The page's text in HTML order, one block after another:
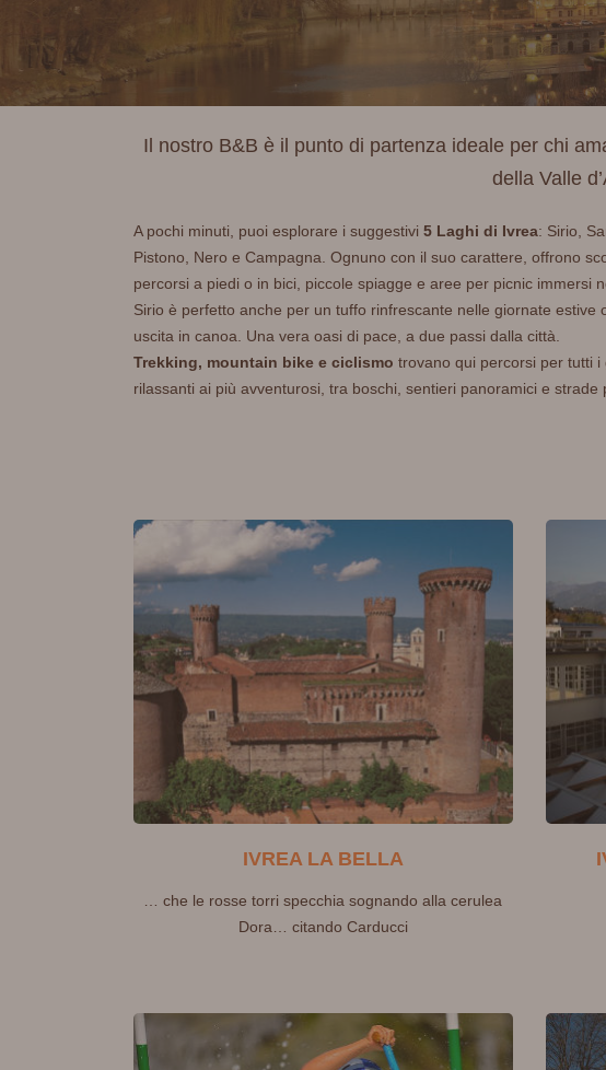
Il nostro B&B è il punto di partenza ideale per chi
della Valle
A pochi minuti, puoi esplorare i suggestivi 5 Laghi di Ivrea: Sirio,
Pistono, Nero e Campagna. Ognuno con il suo carattere, offrono
percorsi a piedi o in bici, piccole spiagge e aree per picnic immersi
Sirio è perfetto anche per un tuffo rinfrescante nelle giornate estive
uscita in canoa. Una vera oasi di pace, a due passi dalla città.
Trekking, mountain bike e ciclismo trovano qui percorsi per tutti i
rilassanti ai più avventurosi, tra boschi, sentieri panoramici e strade
IVREA LA BELLA
… che le rosse torri specchia sognando alla cerulea
Dora… citando Carducci